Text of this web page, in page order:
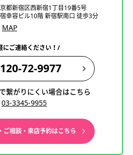
都新宿区西新宿1丁目19番5号
幸容ビル10階 新宿駅南口 徒歩3分
MAP
にご連絡ください！/
72-9977
繋がりにくい場合はこちら
03-3345-9955
ご相談・来店予約はこちら